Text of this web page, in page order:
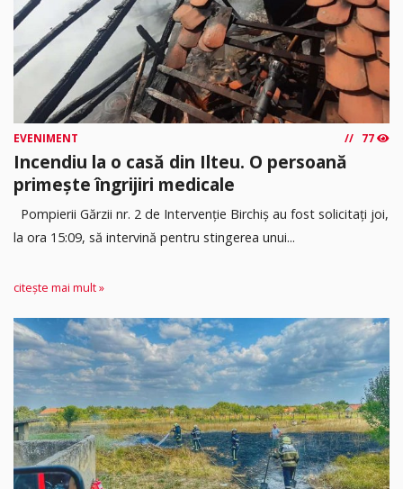
EVENIMENT 77
Incendiu la o casă din Ilteu. O persoană
primește îngrijiri medicale
Pompierii Gărzii nr. 2 de Intervenție Birchiș au fost solicitați joi,
la ora 15:09, să intervină pentru stingerea unui...
citește mai mult »